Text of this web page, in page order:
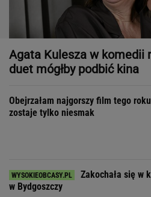
Agata Kulesza w komedii
duet mógłby podbić kina
Obejrzałam najgorszy film tego
zostaje tylko niesmak
Zakochała się w
w Bydgoszczy